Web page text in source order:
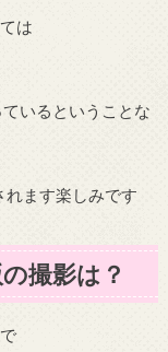
は
いるということな
ます楽しみです
撮影は？